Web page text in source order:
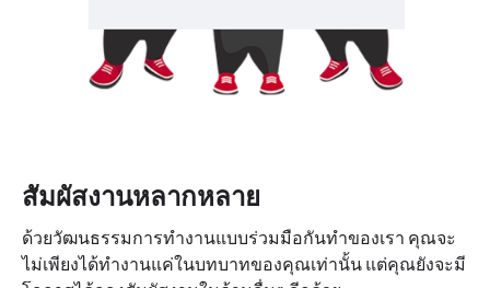
สัมผัสงานหลากหลาย
ด้วยวัฒนธรรมการทำงานแบบร่วมมือกันทำของเรา คุณจะ
ไม่เพียงได้ทำงานแค่ในบทบาทของคุณเท่านั้น แต่คุณยังจะมี